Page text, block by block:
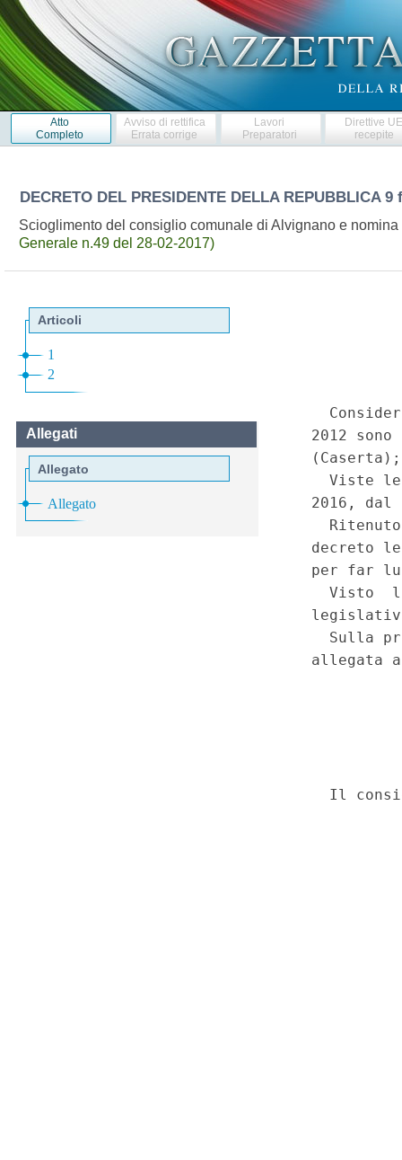
Atto
Completo
Avviso di rettifica
Errata corrige
Lavori
Preparatori
Direttive
recepite
DECRETO DEL PRESIDENTE DELLA REPUBBLICA 9
Scioglimento del consiglio comunale di Alvignano e
Generale n.49 del 28-02-2017)